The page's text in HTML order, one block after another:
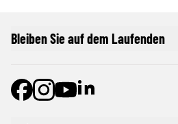
Bleiben Sie auf dem Laufenden